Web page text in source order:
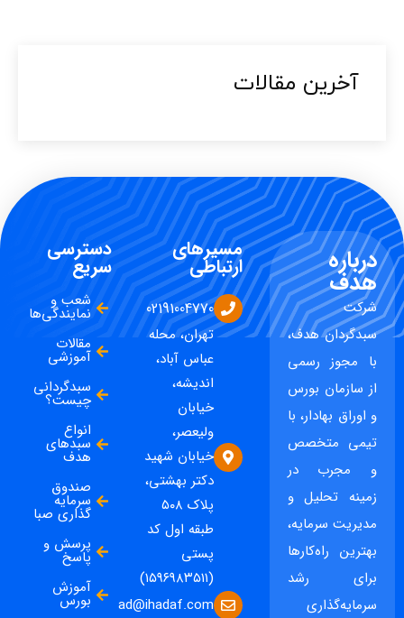
آخرین مقالات​
درباره
هدف
شرکت
سبدگردان هدف،
با مجوز رسمی
از سازمان بورس
و اوراق بهادار، با
تیمی متخصص
و مجرب در
زمینه تحلیل و
مدیریت سرمایه،
بهترین راه‌کارها
برای رشد
سرمایه‌گذاری
مسیرهای
ارتباطی
02191004770
تهران، محله
عباس آباد،
اندیشه،
خیابان
ولیعصر،
خیابان شهید
دکتر بهشتی،
پلاک ۵۰۸
طبقه اول کد
پستی
(۱۵۹۶۹۸۳۵۱۱)
ad@ihadaf.com
دسترسی
سریع
شعب و
نمایندگی‌ها
مقالات
آموزشی
سبدگردانی
چیست؟
انواع
سبدهای
هدف
صندوق
سرمایه
گذاری صبا
پرسش و
پاسخ
آموزش
بورس